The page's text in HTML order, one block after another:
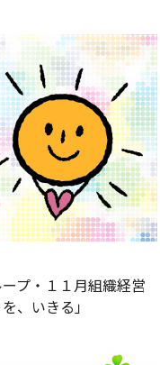
プ・１１月組織経営
、いきる」